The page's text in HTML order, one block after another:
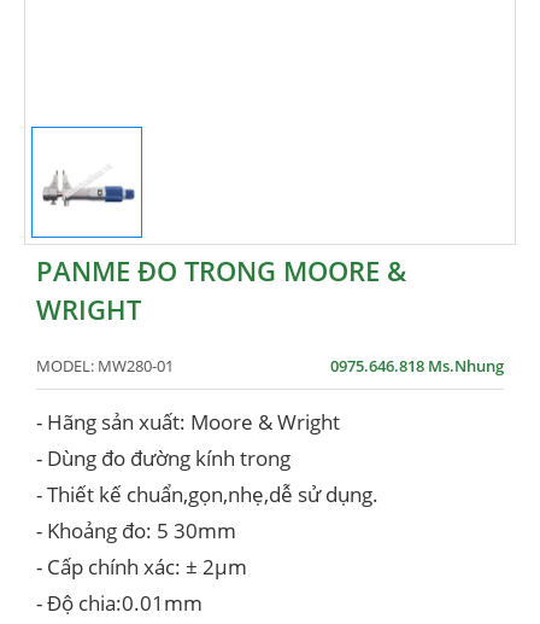
PANME ĐO TRONG MOORE &
WRIGHT
MODEL: MW280-01 0975.646.818 Ms.Nhung
- Hãng sản xuất: Moore & Wright
- Dùng đo đường kính trong
- Thiết kế chuẩn,gọn,nhẹ,dễ sử dụng.
- Khoảng đo: 5 30mm
- Cấp chính xác: ± 2µm
- Độ chia:0.01mm